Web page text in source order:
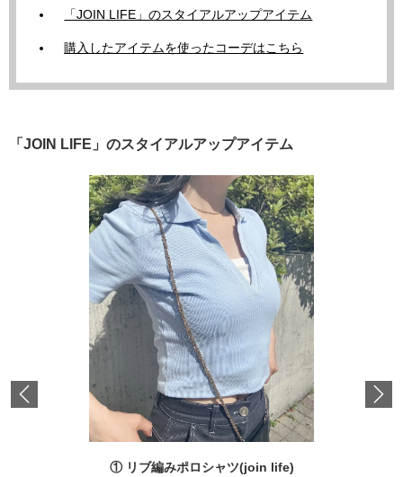
「JOIN LIFE」のスタイアルアップアイテム
購入したアイテムを使ったコーデはこちら
「JOIN LIFE」のスタイアルアップアイテム
Previous
① リブ編みポロシャツ(join life)